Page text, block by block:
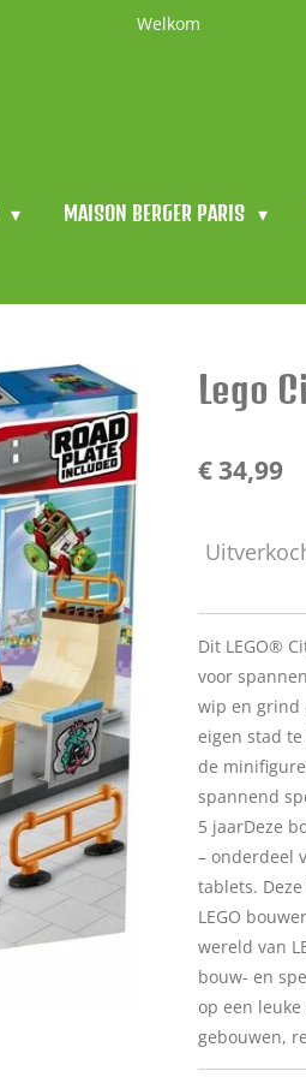
Welkom
MAISON BERGER PARIS
Lego
€ 34,99
Dit LEGO®
voor
wip en grind
eigen stad
de
spannend
5 jaarDeze
– onderdeel
tablets.
LEGO
wereld van
bouw- en
op een
gebouwen,